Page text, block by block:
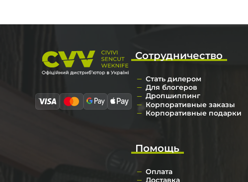
Сотрудничество
Стать дилером
Для блогеров
Дропшиппинг
Корпоративные заказы
Корпоративные подарки
Помощь
Оплата
Доставка